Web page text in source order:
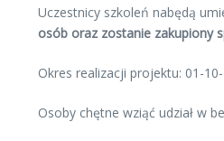
Uczestnicy szkoleń nabędą
osób oraz zostanie zakupiony
Okres realizacji projektu: 01-
Osoby chętne wziąć udział w